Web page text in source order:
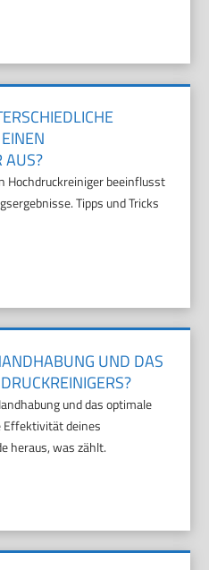
AUS?
Hochdruckreiniger beeinflusst
Tipps und Tricks
UND DAS
und das optimale
Effektivität deines
heraus, was zählt.